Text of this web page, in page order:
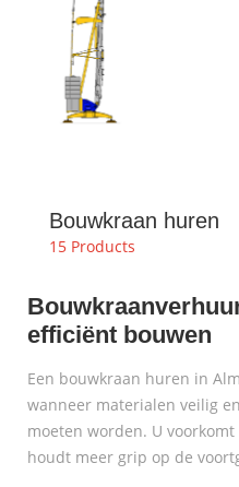
Bouwkraan huren
15 Products
efficiënt bouwen
Een bouwkraan huren in
wanneer materialen veilig
moeten worden. U
houdt meer grip op de